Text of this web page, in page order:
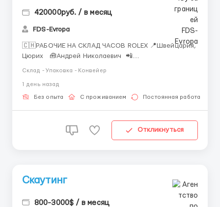
420000руб. / в месяц
FDS-Evropa
🇨🇭РАБОЧИЕ НА СКЛАД ЧАСОВ ROLEX 📍Швейцария,
Цюрих 🧰Андрей Николаевич 📲
Узбекистан, Казахстан, Беларусь, Молдова, Грузия,
Азербайджан, Армения, Киргизия. Rolex &mdash...
Склад - Упаковка - Конвейер
1 день назад
Без опыта С проживанием Постоянная работа
Откликнуться
Скаутинг
800-3000$ / в месяц